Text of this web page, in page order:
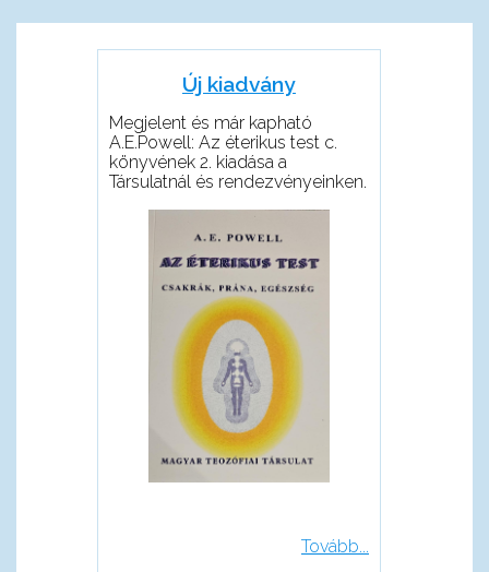
Új kiadvány
Megjelent és már kapható
A.E.Powell: Az éterikus test c.
könyvének 2. kiadása a
Társulatnál és rendezvényeinken.
Tovább...